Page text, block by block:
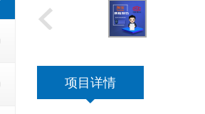
项目详情